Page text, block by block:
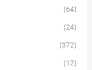
(64)
(24)
(372)
(12)